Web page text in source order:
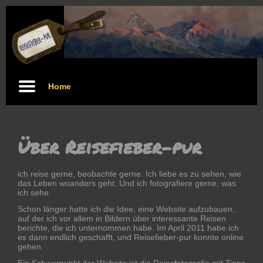
Home
Über Reisefieber-pur
ich reise gerne, beobachte gerne. Ich liebe es zu sehen, wie
das Leben woanders geht. Und ich fotografiere gerne, was
ich sehe.
Schon länger hatte ich die Idee, eine Website aufzubauen,
auf der ich vor allem in Bildern über interessante Reisen
berichte, die ich unternommen habe. Im April 2011 habe ich
es dann endlich geschafft, und Reisefieber-pur konnte online
gehen.